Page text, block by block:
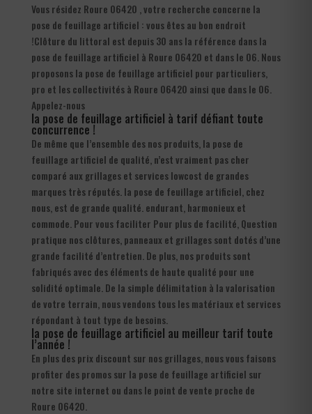
Vous résidez Roure 06420 , votre recherche concerne la
pose de feuillage artificiel : vous êtes au bon endroit
!Clôture du littoral est depuis 30 ans la référence dans la
pose de feuillage artificiel à Roure 06420 et dans le 06. Nous
proposons la pose de feuillage artificiel pour particuliers,
pro et les collectivités à Roure 06420 ainsi que dans le 06.
Appelez-nous
la pose de feuillage artificiel à tarif défiant toute
concurrence !
De même que l’ensemble des nos produits, la pose de
feuillage artificiel de qualité, n’est vraiment pas cher
comparé aux grillages et services lowcost de grandes
marques très réputés. la pose de feuillage artificiel, chez
nous, est de grande qualité. endurant, harmonieux et
commode. Pour vous faciliter Pour plus de facilité, Question
pratique nos clôtures, panneaux et grillages sont dotés d’une
grande facilité d’entretien. De plus, nos produits sont
fabriqués avec des éléments de haute qualité pour une
solidité optimale. De la simple délimitation à la valorisation
de votre terrain, nous vendons tous les matériaux et services
répondant à tout type de besoins.
la pose de feuillage artificiel au meilleur tarif toute
l’année !
En plus des prix discount sur nos grillages, nous vous faisons
profiter des promos sur la pose de feuillage artificiel sur
notre site internet ou dans le point de vente proche de
Roure 06420.